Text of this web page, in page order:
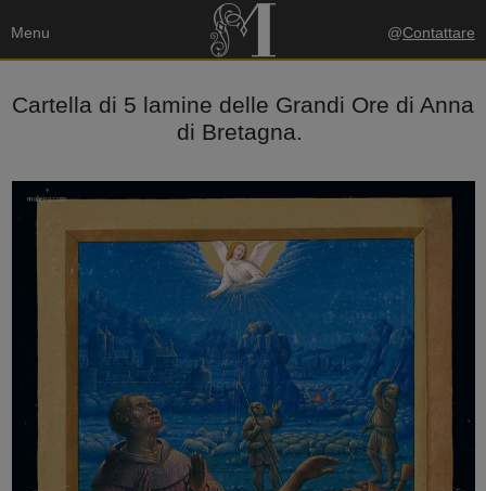
Menu @Contattare
Cartella di 5 lamine delle Grandi Ore di Anna
di Bretagna.